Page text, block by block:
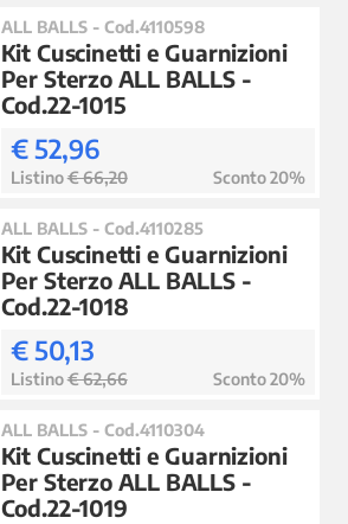
ALL BALLS - Cod.4110598
Kit Cuscinetti e Guarnizioni
Per Sterzo ALL BALLS -
Cod.22-1015
€ 52,96
Listino€ 66,20 Sconto 20%
ALL BALLS - Cod.4110285
Kit Cuscinetti e Guarnizioni
Per Sterzo ALL BALLS -
Cod.22-1018
€ 50,13
Listino€ 62,66 Sconto 20%
ALL BALLS - Cod.4110304
Kit Cuscinetti e Guarnizioni
Per Sterzo ALL BALLS -
Cod.22-1019